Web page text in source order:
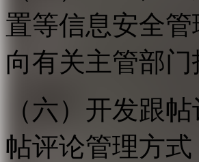
置等信息安全
向有关主管部门
（六）开发跟
帖评论管理方